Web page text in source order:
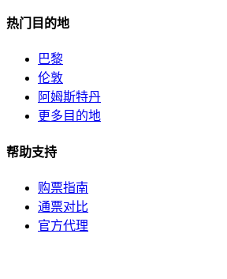
热门目的地
巴黎
伦敦
阿姆斯特丹
更多目的地
帮助支持
购票指南
通票对比
官方代理